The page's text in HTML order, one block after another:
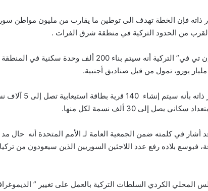
ذاته فإن الخطة تهدف الى توطين ما يقارب من مليون مواطن
من الحدود التركية في منطقة شرق الفرات .
تي في” التركية أنه سيتم بناء ألف وحدة سكنية في المنطقة
مليار يورو، تمول من قبل صناديق أجنبية.
ذاته بأنه سيتم إنشاء 140 قرية بطاقة استيعابية تصل إلى آلاف
بتعداد سكاني يصل إلى ألف نسمة لكل منها.
أشار في كلمته ضمن الجمعية العامة لـ الأمم المتحدة أنه حال مد
فبوسع بلاده رفع عدد اللاجئين السوريين الذين سيعودون من تركيا
المحلي الكردي السلطات التركية بالعمل على تغيير ”